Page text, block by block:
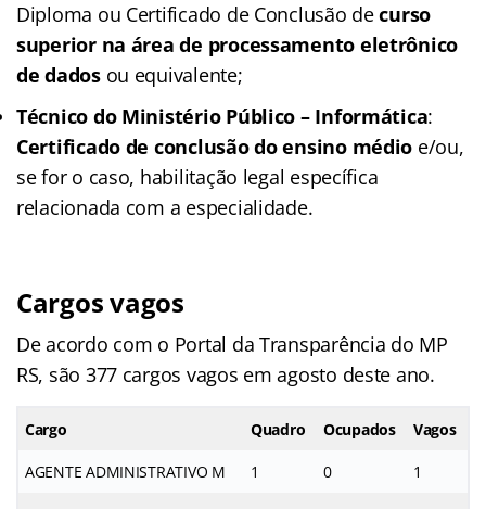
Diploma ou Certificado de Conclusão decurso
superior na área de processamento eletrônico
de dados ou equivalente;
Técnico do Ministério Público – Informática:
Certificado de conclusão do ensino médio e/ou,
se for o caso, habilitação legal específica
relacionada com a especialidade.
Cargos vagos
De acordo com o Portal da Transparência do MP
RS, são 377 cargos vagos em agosto deste ano.
Cargo Quadro Ocupados Vagos
AGENTE ADMINISTRATIVO M 1 0 1